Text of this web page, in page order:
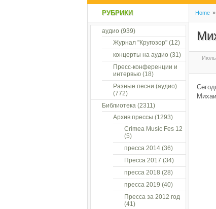
Home »
Июль
РУБРИКИ
аудио (939)
Журнал "Кругозор"(12)
концерты на аудио (31)
Пресс-конференции и
интервью(18)
Разные песни (аудио)
(772)
Библиотека(2311)
Архив прессы (1293)
Crimea Music Fes 12
(5)
пресса 2014(36)
Пресса 2017 (34)
пресса 2018 (28)
пресса 2019 (40)
Пресса за 2012 год
(41)